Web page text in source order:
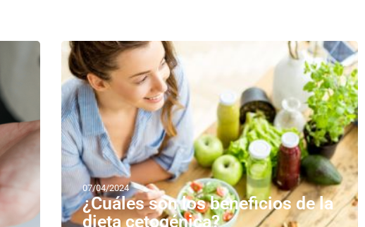
07/04/2024
¿Cuáles son los beneficios de la
dieta cetogénica?